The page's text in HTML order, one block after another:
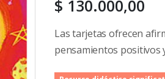
$ 130.000,00
Las tarjetas ofrecen
pensamientos positivos